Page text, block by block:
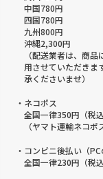
中国780円
四国780円
九州800円
沖縄2,300円
（配送業者は、商
用させていただきま
承くださいませ）
・ネコポス
全国一律350円（税込
（ヤマト運輸ネコポ
・コンビニ後払い（PC
全国一律230円（税込